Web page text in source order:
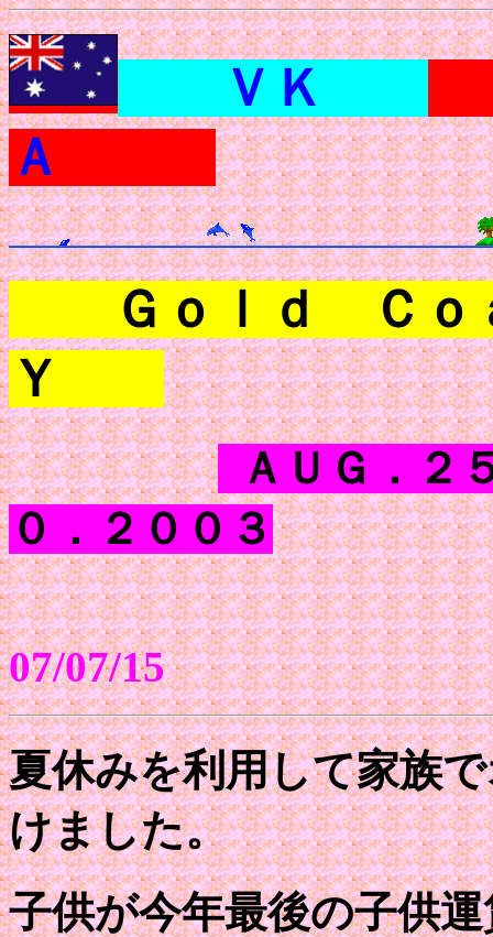
ＶＫ
Ａ
Ｇｏｌｄ Ｃｏ
Ｙ
ＡＵＧ．２
０．２００３
07/07/15
夏休みを利用して家族
けました。
子供が今年最後の子供